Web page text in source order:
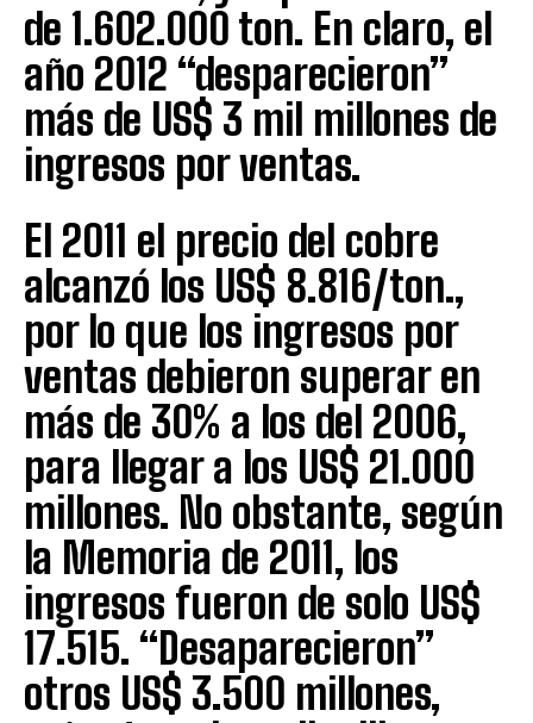
de 1.602.000 ton. En claro, el
año 2012 “desparecieron”
más de US$ 3 mil millones de
ingresos por ventas.
El 2011 el precio del cobre
alcanzó los US$ 8.816/ton.,
por lo que los ingresos por
ventas debieron superar en
más de 30% a los del 2006,
para llegar a los US$ 21.000
millones. No obstante, según
la Memoria de 2011, los
ingresos fueron de solo US$
17.515. “Desaparecieron”
otros US$ 3.500 millones,